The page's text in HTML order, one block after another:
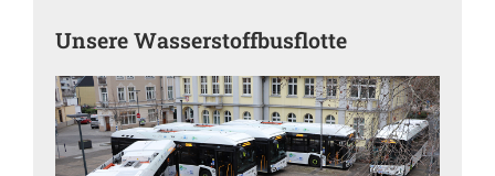
Unsere Wasserstoffbusflotte